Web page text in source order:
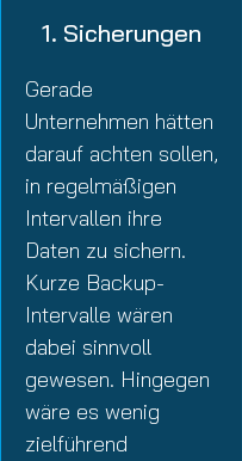
1. Sicherungen
Gerade
Unternehmen hätten
darauf achten sollen,
in regelmäßigen
Intervallen ihre
Daten zu sichern.
Kurze Backup-
Intervalle wären
dabei sinnvoll
gewesen. Hingegen
wäre es wenig
zielführend